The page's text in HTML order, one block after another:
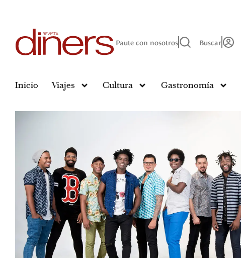
Paute con nosotros Buscar
Inicio Viajes Cultura Gastronomía